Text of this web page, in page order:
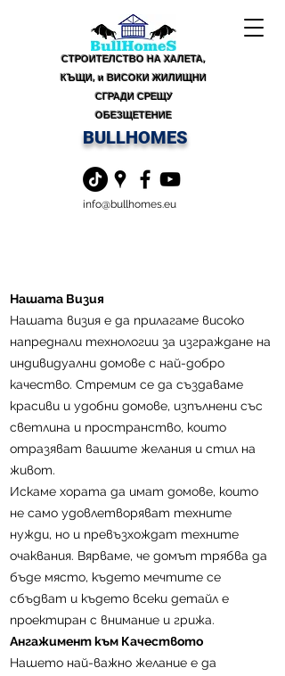
СТРОИТЕЛСТВО НА ХАЛЕТА,
КЪЩИ, и ВИСОКИ ЖИЛИЩНИ
СГРАДИ СРЕЩУ
ОБЕЗЩЕТЕНИЕ
BULLHOMES
info@bullhomes.eu
Нашата Визия
Нашата визия е да прилагаме високо
напреднали технологии за изграждане на
индивидуални домове с най-добро
качество. Стремим се да създаваме
красиви и удобни домове, изпълнени със
светлина и пространство, които
отразяват вашите желания и стил на
живот.
Искаме хората да имат домове, които
не само удовлетворяват техните
нужди, но и превъзхождат техните
очаквания. Вярваме, че домът трябва да
бъде място, където мечтите се
сбъдват и където всеки детайл е
проектиран с внимание и грижа.
Ангажимент към Качеството
Нашето най-важно желание е да